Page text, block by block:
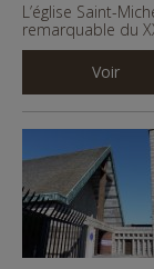
L’église Saint-
remarquable du
Voir